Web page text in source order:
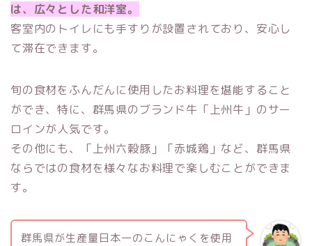
は、広々とした和洋室。
客室内のトイレにも手すりが設置されており、安心し
て滞在できます。
旬の食材をふんだんに使用したお料理を堪能すること
ができ、特に、群馬県のブランド牛「上州牛」のサー
ロインが人気です。
その他にも、「上州六穀豚」「赤城鶏」など、群馬県
ならではの食材を様々なお料理で楽しむことができま
す。
群馬県が生産量日本一のこんにゃくを使用